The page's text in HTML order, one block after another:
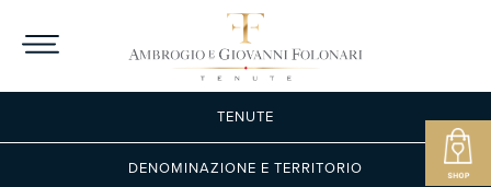
TENUTE
DENOMINAZIONE E TERRITORIO